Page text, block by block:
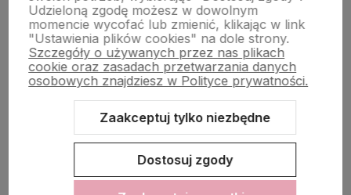
Moje konto
Sklep internetowy Shoper.pl Szablon Shoper Modern 3.0™
Udzieloną zgodę możesz w dowolnym
momencie wycofać lub zmienić, klikając w link
"Ustawienia plików cookies" na dole strony.
Szczegóły o używanych przez nas plikach
cookie oraz zasadach przetwarzania danych
osobowych znajdziesz w Polityce prywatności.
Zaakceptuj tylko niezbędne
Dostosuj zgody